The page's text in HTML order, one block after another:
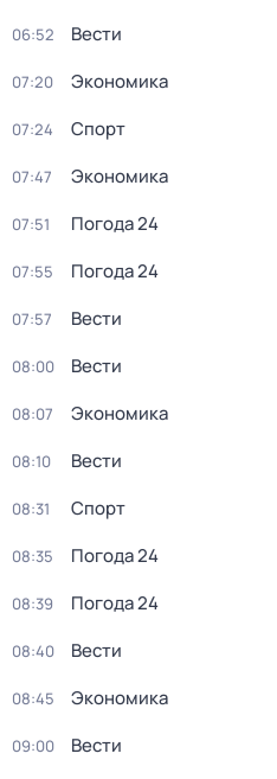
06:52 Вести
07:20 Экономика
07:24 Спорт
07:47 Экономика
07:51 Погода 24
07:55 Погода 24
07:57 Вести
08:00 Вести
08:07 Экономика
08:10 Вести
08:31 Спорт
08:35 Погода 24
08:39 Погода 24
08:40 Вести
08:45 Экономика
09:00 Вести